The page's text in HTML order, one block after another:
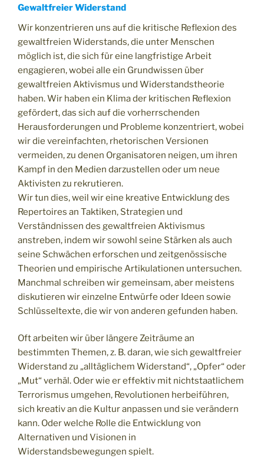
Gewaltfreier Widerstand
Wir konzentrieren uns auf die kritische Reflexion des
gewaltfreien Widerstands, die unter Menschen
möglich ist, die sich für eine langfristige Arbeit
engagieren, wobei alle ein Grundwissen über
gewaltfreien Aktivismus und Widerstandstheorie
haben. Wir haben ein Klima der kritischen Reflexion
gefördert, das sich auf die vorherrschenden
Herausforderungen und Probleme konzentriert, wobei
wir die vereinfachten, rhetorischen Versionen
vermeiden, zu denen Organisatoren neigen, um ihren
Kampf in den Medien darzustellen oder um neue
Aktivisten zu rekrutieren.
Wir tun dies, weil wir eine kreative Entwicklung des
Repertoires an Taktiken, Strategien und
Verständnissen des gewaltfreien Aktivismus
anstreben, indem wir sowohl seine Stärken als auch
seine Schwächen erforschen und zeitgenössische
Theorien und empirische Artikulationen untersuchen.
Manchmal schreiben wir gemeinsam, aber meistens
diskutieren wir einzelne Entwürfe oder Ideen sowie
Schlüsseltexte, die wir von anderen gefunden haben.
Oft arbeiten wir über längere Zeiträume an
bestimmten Themen, z. B. daran, wie sich gewaltfreier
Widerstand zu „alltäglichem Widerstand“, „Opfer“ oder
„Mut“ verhäl. Oder wie er effektiv mit nichtstaatlichem
Terrorismus umgehen, Revolutionen herbeiführen,
sich kreativ an die Kultur anpassen und sie verändern
kann. Oder welche Rolle die Entwicklung von
Alternativen und Visionen in
Widerstandsbewegungen spielt.